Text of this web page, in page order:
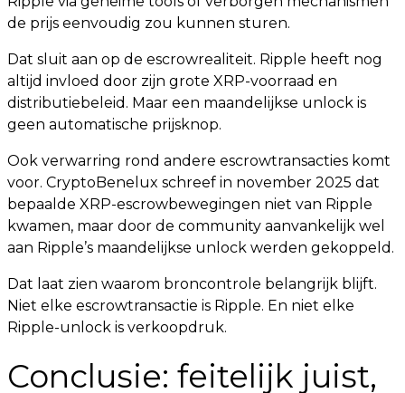
de prijs eenvoudig zou kunnen sturen.
Dat sluit aan op de escrowrealiteit. Ripple heeft nog
altijd invloed door zijn grote XRP-voorraad en
distributiebeleid. Maar een maandelijkse unlock is
geen automatische prijsknop.
Ook verwarring rond andere escrowtransacties komt
voor. CryptoBenelux schreef in november 2025 dat
bepaalde XRP-escrowbewegingen niet van Ripple
kwamen, maar door de community aanvankelijk wel
aan Ripple’s maandelijkse unlock werden gekoppeld.
Dat laat zien waarom broncontrole belangrijk blijft.
Niet elke escrowtransactie is Ripple. En niet elke
Ripple-unlock is verkoopdruk.
Conclusie: feitelijk juist,